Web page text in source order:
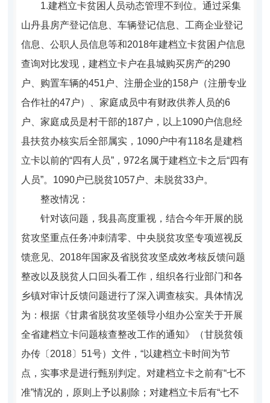
1.建档立卡贫困人员动态管理不到位。通过采集
山丹县房产登记信息、车辆登记信息、工商企业登记
信息、公职人员信息等和2018年建档立卡贫困户信息
查询对比发现，建档立卡户在县城购买房产的290
户、购置车辆的451户、注册企业的158户（注册专业
合作社的47户）、家庭成员中有财政供养人员的6
户、家庭成员是村干部的187户，以上1090户信息经
县扶贫办核实后全部属实，1090户中有118名是建档
立卡以前的“四有人员”，972名属于建档立卡之后“四有
人员”。1090户已脱贫1057户、未脱贫33户。
整改情况：
针对该问题，我县高度重视，结合今年开展的脱
贫攻坚重点任务冲刺清零、中央脱贫攻坚专项巡视反
馈意见、2018年国家及省脱贫攻坚成效考核反馈问题
整改以及脱贫人口回头看工作，组织各行业部门和各
乡镇对审计反馈问题进行了深入调查核实。具体情况
为：根据《甘肃省脱贫攻坚领导小组办公室关于开展
全省建档立卡问题核查整改工作的通知》（甘脱贫领
办传〔2018〕51号）文件，“以建档立卡时间为节
点，实事求是进行甄别判定。对建档立卡之前有“七不
准”情况的，原则上予以剔除；对建档立卡后有“七不